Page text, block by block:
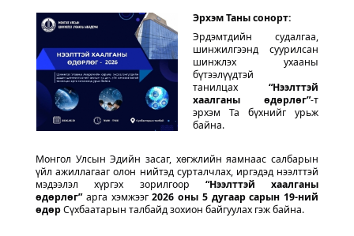
Эрхэм Таны сонорт:
Эрдэмтдийн судалгаа,
шинжилгээнд суурилсан
шинжлэх ухааны
бүтээлүүдтэй
танилцах “Нээлттэй
хаалганы өдөрлөг”-т
эрхэм Та бүхнийг урьж
байна.
Монгол Улсын Эдийн засаг, хөгжлийн яамнаас салбарын
үйл ажиллагааг олон нийтэд сурталчлах, иргэдэд нээлттэй
мэдээлэл хүргэх зорилгоор “Нээлттэй хаалганы
өдөрлөг”арга хэмжээг2026 оны 5 дугаар сарын 19-ний
өдөрСүхбаатарын талбайд зохион байгуулах гэж байна.